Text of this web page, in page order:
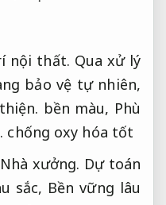
nội thất. Qua xử lý
bảo vệ tự nhiên,
bền màu, Phù
chống oxy hóa tốt
Nhà xưởng. Dự toán
sắc, Bền vững lâu